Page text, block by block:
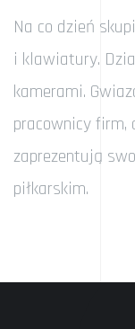
Na co dzień
i klawiatury.
kamerami.
pracownicy firm,
zaprezentują
piłkarskim.